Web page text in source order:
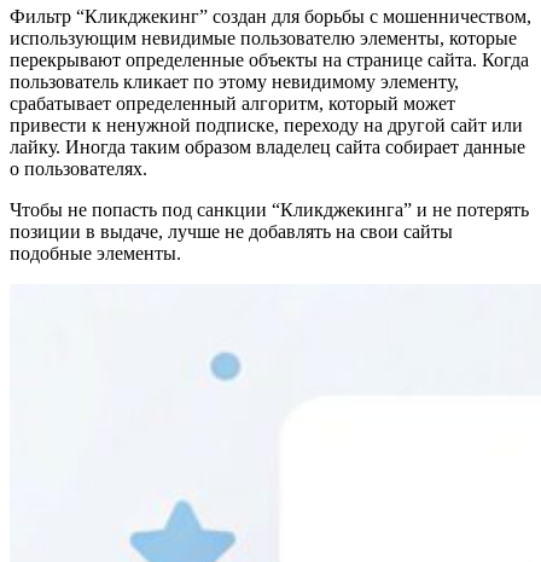
Фильтр “Кликджекинг” создан для борьбы с мошенничеством,
использующим невидимые пользователю элементы, которые
перекрывают определенные объекты на странице сайта. Когда
пользователь кликает по этому невидимому элементу,
срабатывает определенный алгоритм, который может
привести к ненужной подписке, переходу на другой сайт или
лайку. Иногда таким образом владелец сайта собирает данные
о пользователях.
Чтобы не попасть под санкции “Кликджекинга” и не потерять
позиции в выдаче, лучше не добавлять на свои сайты
подобные элементы.